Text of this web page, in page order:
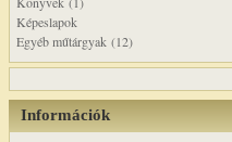
Képeslapok
Egyéb műtárgyak (12)
Információk